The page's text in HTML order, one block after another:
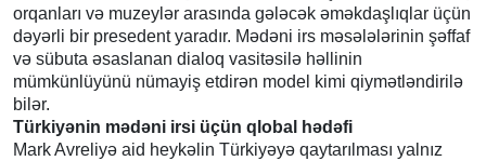
orqanları və muzeylər arasında gələcək əməkdaşlıqlar üçün
dəyərli bir presedent yaradır. Mədəni irs məsələlərinin şəffaf
və sübuta əsaslanan dialoq vasitəsilə həllinin
mümkünlüyünü nümayiş etdirən model kimi qiymətləndirilə
bilər.
Türkiyənin mədəni irsi üçün qlobal hədəfi
Mark Avreliyə aid heykəlin Türkiyəyə qaytarılması yalnız